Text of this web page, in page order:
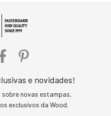
e novidades!
sobre novas estampas,
exclusivos da Wood.